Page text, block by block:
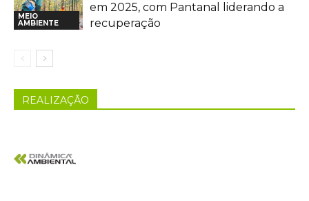
MEIO
AMBIENTE
em 2025, com Pantanal liderando a
recuperação
REALIZAÇÃO